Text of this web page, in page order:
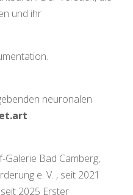
und ihr
neuronalen
Bad Camberg,
e. V. , seit 2021
2025 Erster